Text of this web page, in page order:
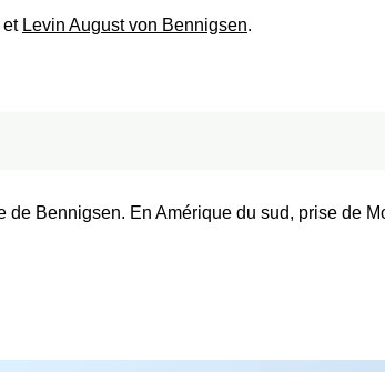
et Levin August von Bennigsen.
de Bennigsen. En Amérique du sud, prise de